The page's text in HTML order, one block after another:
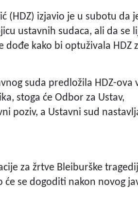
(HDZ) izjavio je u subotu da
ustavnih sudaca, ali da se
kako bi optuživala HDZ
suda predložila HDZ-ova
stoga će Odbor za Ustav,
poziv, a Ustavni sud
za žrtve Bleiburške
se dogoditi nakon novog